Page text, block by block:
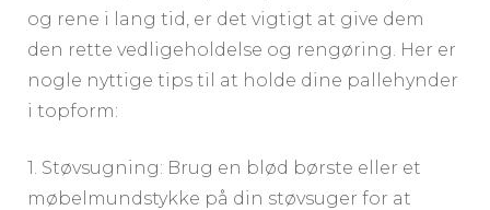
og rene i lang tid, er det vigtigt at give dem
den rette vedligeholdelse og rengøring. Her er
nogle nyttige tips til at holde dine pallehynder
i topform:
1. Støvsugning: Brug en blød børste eller et
møbelmundstykke på din støvsuger for at